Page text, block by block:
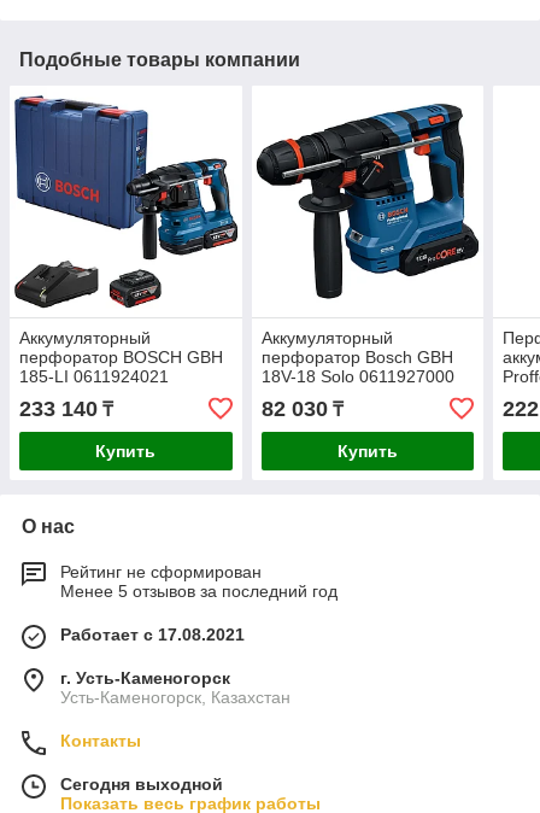
Подобные товары компании
Аккумуляторный
перфоратор BOSCH GBH
185-LI 0611924021
233 140 ₸
Купить
Аккумуляторный
перфоратор Bosch GBH
18V-18 Solo 0611927000
82 030₸
Купить
О нас
Рейтинг не сформирован
Менее 5 отзывов за последний год
Работает с 17.08.2021
г. Усть-Каменогорск
Усть-Каменогорск, Казахстан
Контакты
Сегодня выходной
Показать весь график работы